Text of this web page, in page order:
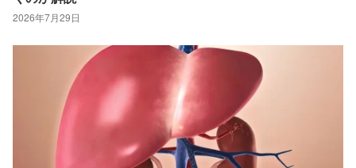
2026年7月29日